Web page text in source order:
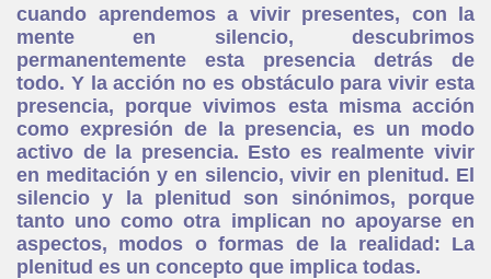
cuando aprendemos a vivir presentes, con la
mente en silencio, descubrimos
permanentemente esta presencia detrás de
todo. Y la acción no es obstáculo para vivir esta
presencia, porque vivimos esta misma acción
como expresión de la presencia, es un modo
activo de la presencia. Esto es realmente vivir
en meditación y en silencio, vivir en plenitud. El
silencio y la plenitud son sinónimos, porque
tanto uno como otra implican no apoyarse en
aspectos, modos o formas de la realidad: La
plenitud es un concepto que implica todas.